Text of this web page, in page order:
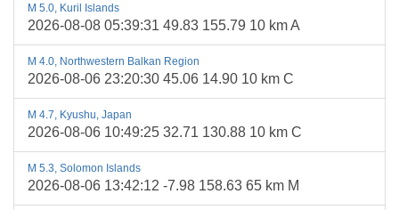
M 5.0, Kuril Islands
2026-08-08 05:39:31 49.83 155.79 10 km A
M 4.0, Northwestern Balkan Region
2026-08-06 23:20:30 45.06 14.90 10 km C
M 4.7, Kyushu, Japan
2026-08-06 10:49:25 32.71 130.88 10 km C
M 5.3, Solomon Islands
2026-08-06 13:42:12 -7.98 158.63 65 km M